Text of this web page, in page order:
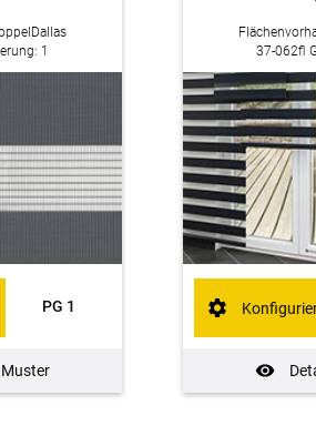
1
PG 1
37-062fl